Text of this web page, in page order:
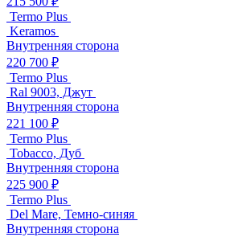
Termo Plus
Keramos
Внутренняя сторона
220 700 ₽
Termo Plus
Ral 9003, Джут
Внутренняя сторона
221 100 ₽
Termo Plus
Tobacco, Дуб
Внутренняя сторона
225 900 ₽
Termo Plus
Del Mare, Темно-синяя
Внутренняя сторона